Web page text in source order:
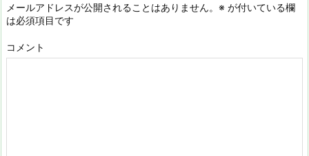
メールアドレスが公開されることはありません。 ※ が付いている欄
は必須項目です
コメント